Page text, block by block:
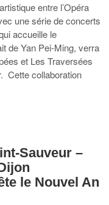
entre l’Opéra
une série de concerts
accueille le
de Yan Pei-Ming, verra
et Les Traversées
Cette collaboration
Sauveur –
le Nouvel An